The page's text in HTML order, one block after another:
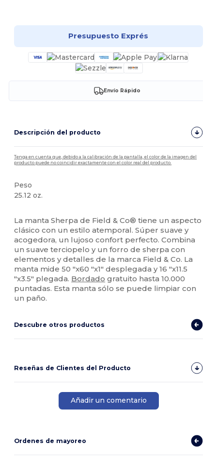
Presupuesto Exprés
Envío Rápido
Descripción del producto
Tenga en cuenta que, debido a la calibración de la pantalla, el color de la imagen del
producto puede no coincidir exactamente con el color real del producto.
Peso
25.12 oz.
La manta Sherpa de Field & Co® tiene un aspecto
clásico con un estilo atemporal. Súper suave y
acogedora, un lujoso confort perfecto. Combina
un suave terciopelo y un forro de sherpa con
elementos y detalles de la marca Field & Co. La
manta mide 50 "x60 "x1" desplegada y 16 "x11.5
"x3.5" plegada. Bordado gratuito hasta 10.000
puntadas. Esta manta sólo se puede limpiar con
un paño.
Descubre otros productos
Reseñas de Clientes del Producto
Añadir un comentario
Ordenes de mayoreo